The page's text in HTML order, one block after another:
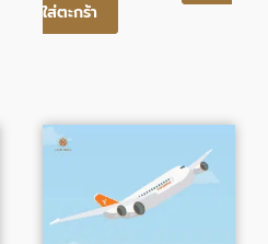
ใส่ตะกร้า
price
320.00฿.
price
262.00฿.